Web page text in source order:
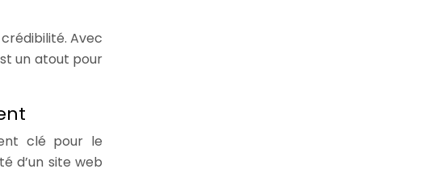
Avec
un atout pour
clé pour le
d’un site web